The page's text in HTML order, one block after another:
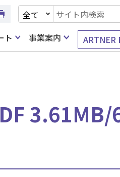
文書種別を選択
検索キーワード入
ト 事業案内 ARTNER
3.61MB/